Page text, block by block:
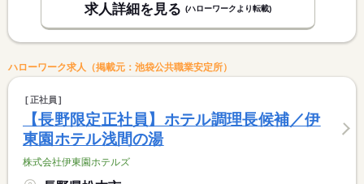
求人詳細を見る (ハローワークより転載)
ハローワーク求人（掲載元：池袋公共職業安定所）
正社員
【長野限定正社員】ホテル調理長候補／伊
東園ホテル浅間の湯
株式会社伊東園ホテルズ